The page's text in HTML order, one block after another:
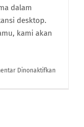
dalam
desktop.
kami akan
Dinonaktifkan